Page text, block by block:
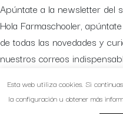
Esta web utiliza cookies. Si
la configuración u obtener más
Apúntate a la newsletter del
Hola Farmaschooler,
de todas las novedades y
nuestros correos
Suscríbete aquí: